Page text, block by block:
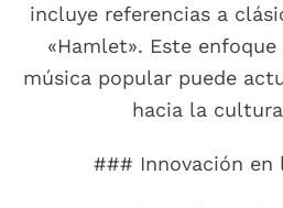
incluye referencias a
«Hamlet». Este
música popular puede
hacia la
### Innovación en